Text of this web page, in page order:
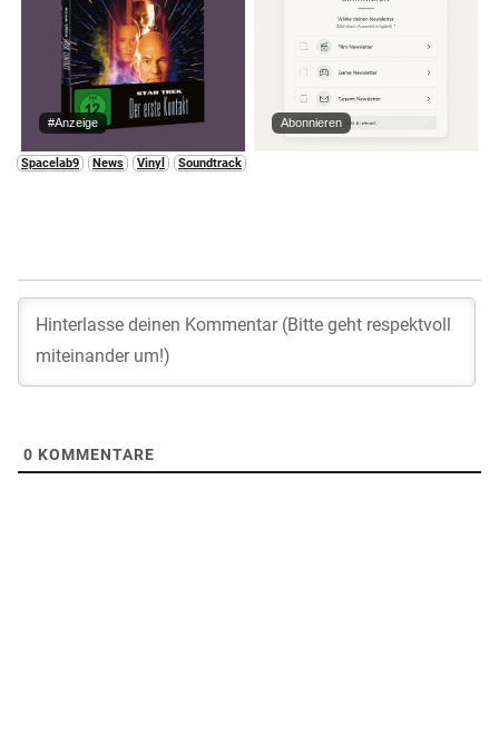
#Anzeige Abonnieren
Spacelab9 News Vinyl Soundtrack
0 KOMMENTARE